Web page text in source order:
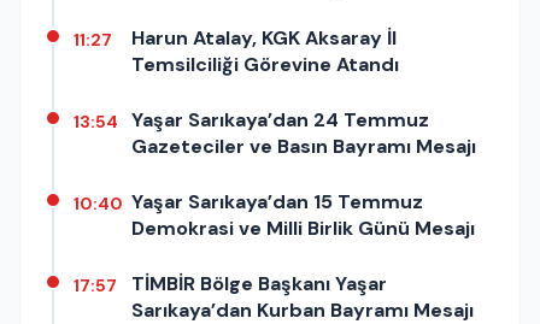
11:27
Harun Atalay, KGK Aksaray İl
Temsilciliği Görevine Atandı
13:54
Yaşar Sarıkaya’dan 24 Temmuz
Gazeteciler ve Basın Bayramı Mesajı
10:40 Yaşar Sarıkaya’dan 15 Temmuz
Demokrasi ve Milli Birlik Günü Mesajı
17:57
TİMBİR Bölge Başkanı Yaşar
Sarıkaya’dan Kurban Bayramı Mesajı